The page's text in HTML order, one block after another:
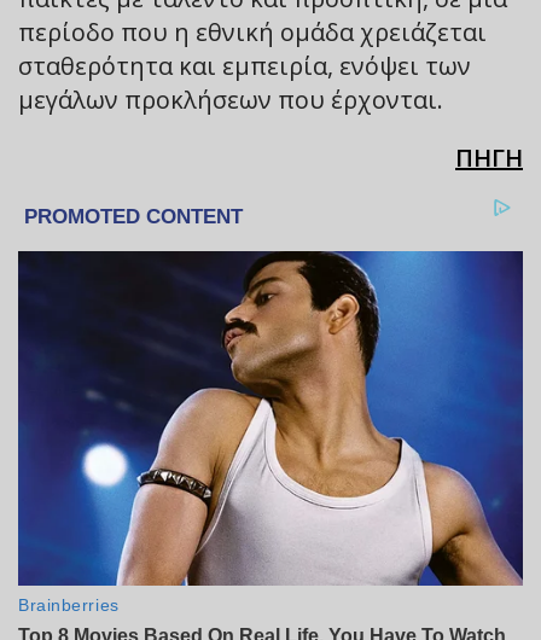
περίοδο που η εθνική ομάδα χρειάζεται
σταθερότητα και εμπειρία, ενόψει των
μεγάλων προκλήσεων που έρχονται.
ΠΗΓΗ